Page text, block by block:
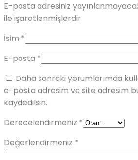
E-posta adresiniz
ile işaretlenmişlerdir
İsim *
E-posta *
Daha sonraki yorumlarımda
e-posta adresim ve site adresim
kaydedilsin.
Derecelendirmeniz *
Değerlendirmeniz *